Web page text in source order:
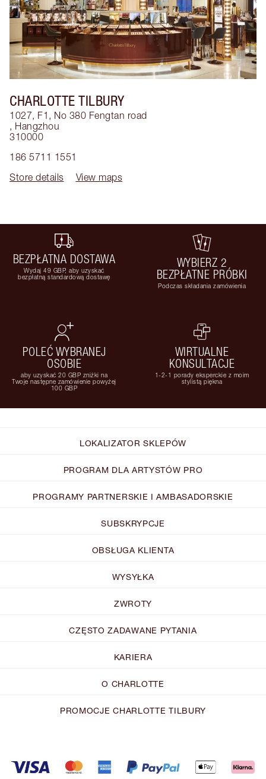
CHARLOTTE TILBURY
1027, F1, No 380 Fengtan road
, Hangzhou
310000
186 5711 1551
Store details
View maps
BEZPŁATNA DOSTAWA
Wydaj 49 GBP, aby uzyskać
bezpłatną standardową dostawę
WYBIERZ 2
BEZPŁATNE PRÓBKI
Podczas składania zamówienia
POLEĆ WYBRANEJ
OSOBIE
aby uzyskać 20 GBP zniżki na
Twoje następne zamówienie powyżej
100 GBP
WIRTUALNE
KONSULTACJE
1-2-1 porady eksperckie z moim
stylistą piękna
LOKALIZATOR SKLEPÓW
PROGRAM DLA ARTYSTÓW PRO
PROGRAMY PARTNERSKIE I AMBASADORSKIE
SUBSKRYPCJE
OBSŁUGA KLIENTA
WYSYŁKA
ZWROTY
CZĘSTO ZADAWANE PYTANIA
KARIERA
O CHARLOTTE
PROMOCJE CHARLOTTE TILBURY